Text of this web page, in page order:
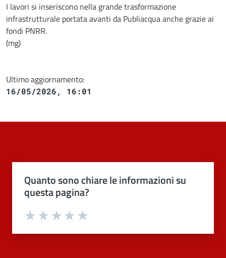
I lavori si inseriscono nella grande trasformazione
infrastrutturale portata avanti da Publiacqua anche grazie ai
fondi PNRR.
(mg)
Ultimo aggiornamento:
16/05/2026, 16:01
Quanto sono chiare le informazioni su
questa pagina?
Valuta 4 stelle su 5
Valuta 3 stelle su 5
Valuta 2 stelle su 5
Valuta 1 stelle su 5